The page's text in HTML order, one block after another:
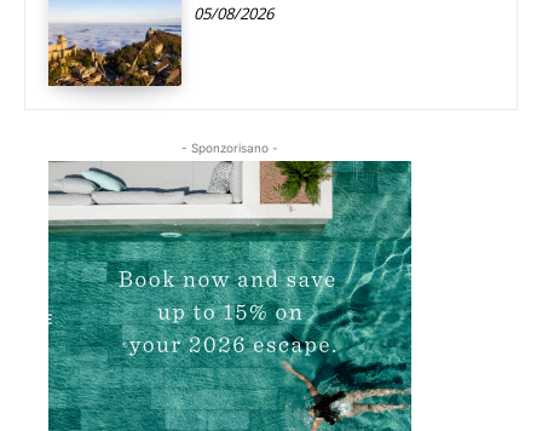
05/08/2026
- Sponzorisano -